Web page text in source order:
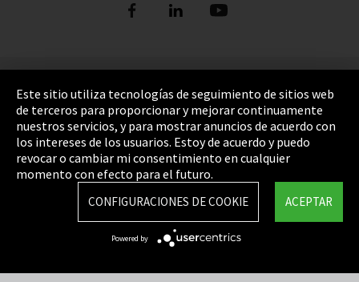
Pie de imprenta
Política de privacidad
Cookie Settings
Términos y Condiciones
Mapa del sitio
Integrity Line
Este sitio utiliza tecnologías de seguimiento de sitios web
de terceros para proporcionar y mejorar continuamente
nuestros servicios, y para mostrar anuncios de acuerdo con
los intereses de los usuarios. Estoy de acuerdo y puedo
revocar o cambiar mi consentimiento en cualquier
momento con efecto para el futuro.
ACEPTAR
CONFIGURACIONES DE COOKIE
Powered by